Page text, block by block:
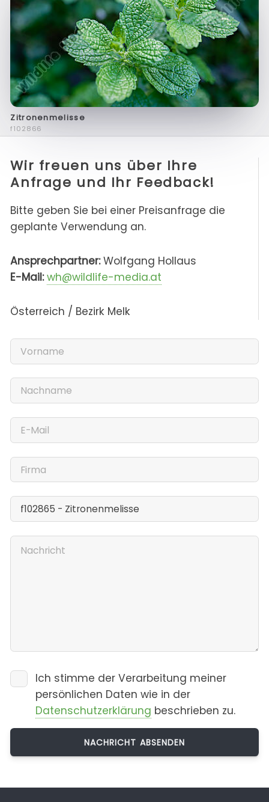
Zitronenmelisse
f102866
Wir freuen uns über Ihre
Anfrage und Ihr Feedback!
Bitte geben Sie bei einer Preisanfrage die
geplante Verwendung an.
Ansprechpartner:Wolfgang Hollaus
E-Mail: wh@wildlife-media.at
Österreich / Bezirk Melk
Ich stimme der Verarbeitung meiner
persönlichen Daten wie in der
Datenschutzerklärung beschrieben zu.